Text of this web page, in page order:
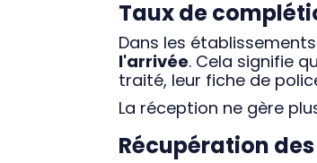
Taux de
Dans les
l'arrivée. Cela signifie
traité, leur fiche de
La réception ne gère
Récupération